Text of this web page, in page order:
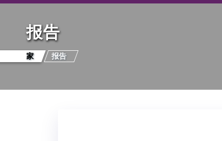
报告
家 报告